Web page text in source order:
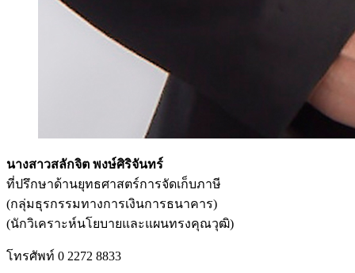
นางสาวสลักจิต พงษ์ศิริจันทร์
ที่ปรึกษาด้านยุทธศาสตร์การจัดเก็บภาษี
(กลุ่มธุรกรรมทางการเงินการธนาคาร)
(นักวิเคราะห์นโยบายและแผนทรงคุณวุฒิ)
โทรศัพท์ 0 2272 8833